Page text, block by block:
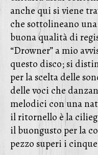
anche qui si viene
che sottolineano
buona qualità di
“Drowner” a mio
questo disco; si
per la scelta delle
delle voci che
melodici con una
il ritornello è la
il buongusto per la
pezzo superi i